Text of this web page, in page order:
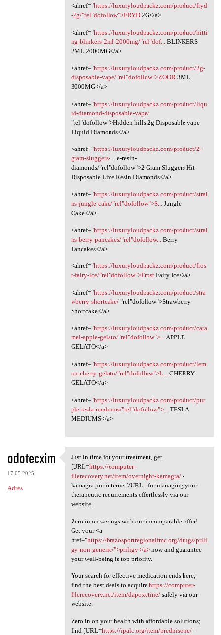
<ahref="https://luxuryloudpackz.com/product/fryd
-2g/"rel"dofollow">FRYD2G</a>
<ahref="https://luxuryloudpackz.com/product/hitti
ng-blinkers-2ml-2000mg/"rel"dof...
BLINKERS
2ML 2000MG</a>
<ahref="https://luxuryloudpackz.com/product/2g-
disposable-vape/"rel"dofollow">ZOOR3ML
3000MG</a>
<ahref="https://luxuryloudpackz.com/product/liqu
id-diamond-disposable-vape/
‎"rel"dofollow">Hidden hills 2g Disposable vape
Liquid Diamonds</a>
<ahref="https://luxuryloudpackz.com/product/2-
gram-sluggers-…e-resin-
diamonds/"rel"dofollow">2 Gram Sluggers Hit
Disposable Live Resin Diamonds</a>
<ahref="https://luxuryloudpackz.com/product/strai
ns-jungle-cake/"rel"dofollow">S...
Jungle
Cake</a>
<ahref="https://luxuryloudpackz.com/product/strai
ns-berry-pancakes/"rel"dofollow...
Berry
Pancakes</a>
<ahref="https://luxuryloudpackz.com/product/fros
t-fairy-ice/"rel"dofollow">FrostFairy Ice</a>
<ahref="https://luxuryloudpackz.com/product/stra
wberry-shortcake/"rel"dofollow">Strawberry
Shortcake</a>
<ahref="https://luxuryloudpackz.com/product/cara
mel-apple-gelato/"rel"dofollow">...APPLE
GELATO</a>
<ahref="https://luxuryloudpackz.com/product/lem
on-cherry-gelato/"rel"dofollow">L...
CHERRY
GELATO</a>
<ahref="https://luxuryloudpackz.com/product/pur
ple-tesla-mediums/"rel"dofollow">...
TESLA
MEDIUMS</a>
odotecxim
17.05.2025
Adres
Just in time for your
Just in time for your treatment, get
[URL=https://computer-
filerecovery.net/item/overnight-kamagra/-
kamagra por internet[/URL - for managing your
therapeutic requirements effortlessly via our
website.
Zero in on savings with our incomparable offer!
Get your <a
href="https://brazosportregionalfmc.org/drugs/prili
gy-non-generic/">priligy</a>now and guarantee
your well-being is top priority.
Your search for effective medication ends here;
find the best deals to acquire https://computer-
filerecovery.net/item/dapoxetine/safely via our
website.
Zero in on your health with affordable solutions;
find [URL=https://ipalc.org/item/prednisone/-